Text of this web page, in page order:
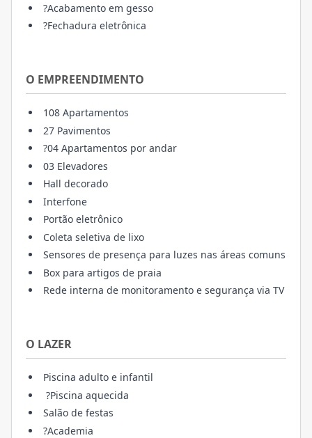
?Acabamento em gesso
?Fechadura eletrônica
O EMPREENDIMENTO
108 Apartamentos
27 Pavimentos
?04 Apartamentos por andar
03 Elevadores
Hall decorado
Interfone
Portão eletrônico
Coleta seletiva de lixo
Sensores de presença para luzes nas áreas comuns
Box para artigos de praia
Rede interna de monitoramento e segurança via TV
O LAZER
Piscina adulto e infantil
?Piscina aquecida
Salão de festas
?Academia